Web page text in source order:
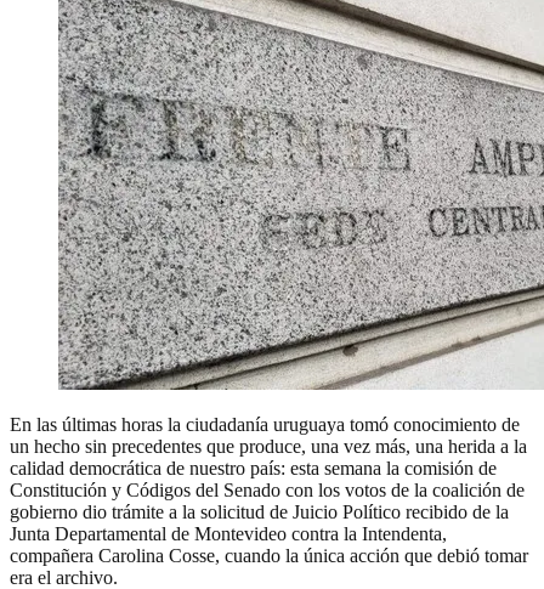
En las últimas horas la ciudadanía uruguaya tomó conocimiento de
un hecho sin precedentes que produce, una vez más, una herida a la
calidad democrática de nuestro país: esta semana la comisión de
Constitución y Códigos del Senado con los votos de la coalición de
gobierno dio trámite a la solicitud de Juicio Político recibido de la
Junta Departamental de Montevideo contra la Intendenta,
compañera Carolina Cosse, cuando la única acción que debió tomar
era el archivo.